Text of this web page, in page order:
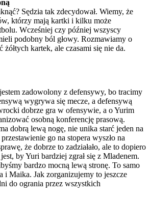
Sędzia tak zdecydował. Wiemy, że
którzy mają kartki i kilku może
Wcześniej czy później wszyscy
podobny ból głowy. Rozmawiamy o
żółtych kartek, ale czasami się nie da.
zadowolony z defensywy, bo tracimy
wygrywa się mecze, a defensywą
dobrze gra w ofensywie, a o Yurim
osobną konferencję prasową.
dobrą lewą nogę, nie unika starć jeden na
go na stopera wyszło na
że dobrze to zadziałało, ale to dopiero
by Yuri bardziej zgrał się z Mladenem.
bardzo mocną lewą stronę. To samo
i Maika. Jak zorganizujemy to jeszcze
do ogrania przez wszystkich